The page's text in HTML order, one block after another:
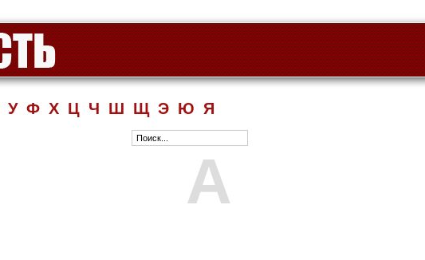
У Ф Х Ц Ч Ш Щ Э Ю Я
А